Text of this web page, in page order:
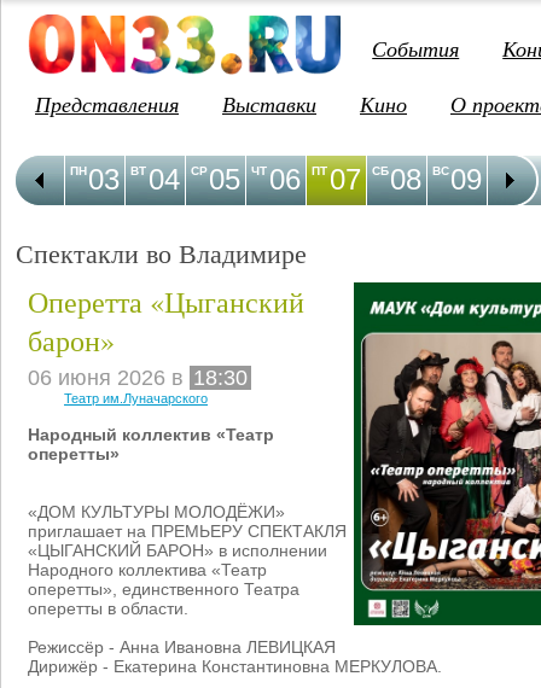
События
Представления
Выставки Кино О
03
ПН 04
ВТ 05
СР 06
ЧТ 07
ПТ 08
СБ 09
ВС 10
ПН
Спектакли во Владимире
Оперетта «Цыганский
барон»
06 июня 2026 в 18:30
Театр им.Луначарского
Народный коллектив «Театр
оперетты»
«ДОМ КУЛЬТУРЫ МОЛОДЁЖИ»
приглашает на ПРЕМЬЕРУ СПЕКТАКЛЯ
«ЦЫГАНСКИЙ БАРОН» в исполнении
Народного коллектива «Театр
оперетты», единственного Театра
оперетты в области.
Режиссёр - Анна Ивановна ЛЕВИЦКАЯ
Дирижёр - Екатерина Константиновна МЕРКУЛОВА.